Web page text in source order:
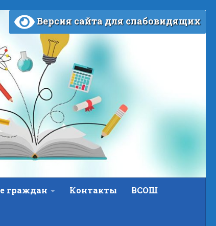
Версия сайта для слабовидящих
граждан Контакты ВСОШ